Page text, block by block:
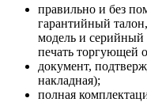
правильно и без
гарантийный
модель и серийный
печать торгующей
документ,
накладная);
полная